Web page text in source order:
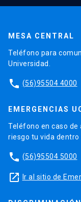
MESA CENTRAL
Teléfono para
Universidad.
phone (56)95504 4000
EMERGENCIAS
Teléfono en caso de
riesgo tu vida dentro
phone (56)95504 5000
launch Ir al sitio de